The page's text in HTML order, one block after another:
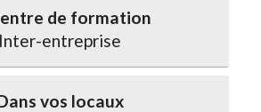
de formation
Inter-entreprise
vos locaux